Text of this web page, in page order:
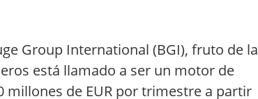
Group International (BGI), fruto de la
está llamado a ser un motor de
de EUR por trimestre a partir